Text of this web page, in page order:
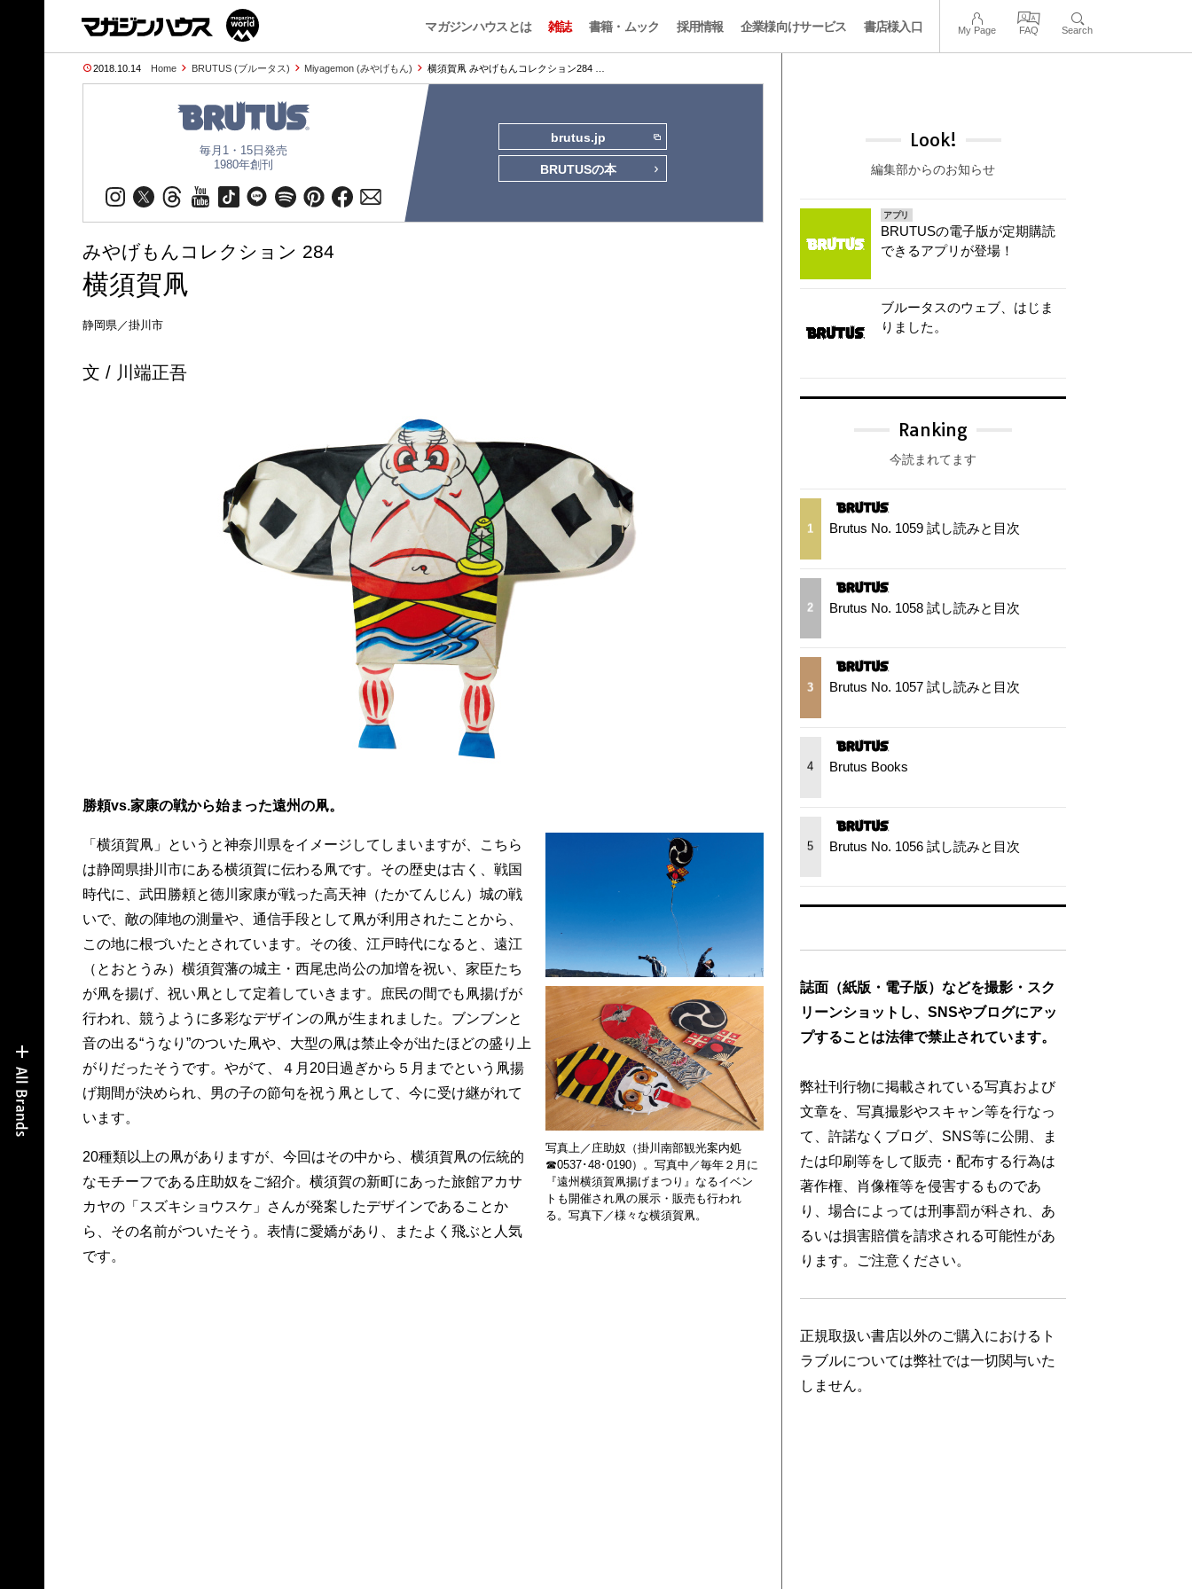
マガジンハウスとは 雑誌 書籍・ムック 採用情報 企業様向けサービス 書店様入口 My Page FAQ Search
2018.10.14 Home BRUTUS (ブルータス) Miyagemon (みやげもん) 横須賀凧 みやげもんコレクション284 …
毎月1・15日発売
1980年創刊
brutus.jp
BRUTUSの本
みやげもんコレクション 284
横須賀凧
静岡県／掛川市
文 / 川端正吾
勝頼vs.家康の戦から始まった遠州の凧。
「横須賀凧」というと神奈川県をイメージしてしまいますが、こちら
は静岡県掛川市にある横須賀に伝わる凧です。その歴史は古く、戦国
時代に、武田勝頼と徳川家康が戦った高天神（たかてんじん）城の戦
いで、敵の陣地の測量や、通信手段として凧が利用されたことから、
この地に根づいたとされています。その後、江戸時代になると、遠江
（とおとうみ）横須賀藩の城主・西尾忠尚公の加増を祝い、家臣たち
が凧を揚げ、祝い凧として定着していきます。庶民の間でも凧揚げが
行われ、競うように多彩なデザインの凧が生まれました。ブンブンと
音の出る“うなり”のついた凧や、大型の凧は禁止令が出たほどの盛り上
がりだったそうです。やがて、４月20日過ぎから５月までという凧揚
げ期間が決められ、男の子の節句を祝う凧として、今に受け継がれて
います。
20種類以上の凧がありますが、今回はその中から、横須賀凧の伝統的
なモチーフである庄助奴をご紹介。横須賀の新町にあった旅館アカサ
カヤの「スズキショウスケ」さんが発案したデザインであることか
ら、その名前がついたそう。表情に愛嬌があり、またよく飛ぶと人気
です。
写真上／庄助奴（掛川南部観光案内処
☎0537･48･0190）。写真中／毎年２月に
『遠州横須賀凧揚げまつり』なるイベン
トも開催され凧の展示・販売も行われ
る。写真下／様々な横須賀凧。
Look!
編集部からのお知らせ
アプリ
BRUTUSの電子版が定期購読
できるアプリが登場！
ブルータスのウェブ、はじま
りました。
Ranking
今読まれてます
1 Brutus No. 1059 試し読みと目次
2 Brutus No. 1058 試し読みと目次
3 Brutus No. 1057 試し読みと目次
4 Brutus Books
5 Brutus No. 1056 試し読みと目次
誌面（紙版・電子版）などを撮影・スク
リーンショットし、SNSやブログにアッ
プすることは法律で禁止されています。
弊社刊行物に掲載されている写真および
文章を、写真撮影やスキャン等を行なっ
て、許諾なくブログ、SNS等に公開、ま
たは印刷等をして販売・配布する行為は
著作権、肖像権等を侵害するものであ
り、場合によっては刑事罰が科され、あ
るいは損害賠償を請求される可能性があ
ります。ご注意ください。
正規取扱い書店以外のご購入におけるト
ラブルについては弊社では一切関与いた
しません。